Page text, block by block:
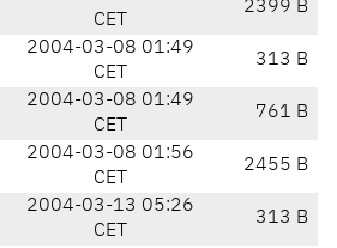
CET
2399 B
2004-03-08 01:49
CET
313 B
2004-03-08 01:49
CET
761 B
2004-03-08 01:56
CET
2455 B
2004-03-13 05:26
CET
313 B